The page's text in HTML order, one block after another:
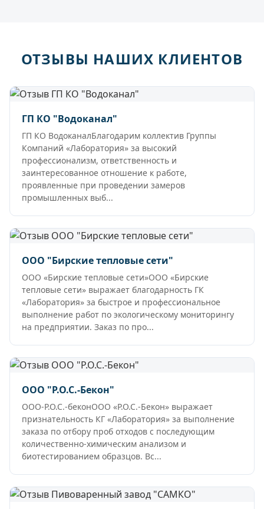
ОТЗЫВЫ НАШИХ КЛИЕНТОВ
ГП КО "Водоканал"
ГП КО ВодоканалБлагодарим коллектив Группы
Компаний «Лаборатория» за высокий
профессионализм, ответственность и
заинтересованное отношение к работе,
проявленные при проведении замеров
промышленных выб...
ООО "Бирские тепловые сети"
ООО «Бирские тепловые сети»ООО «Бирские
тепловые сети» выражает благодарность ГК
«Лаборатория» за быстрое и профессиональное
выполнение работ по экологическому мониторингу
на предприятии. Заказ по про...
ООО "Р.О.С.-Бекон"
ООО-Р.О.С.-беконООО «Р.О.С.-Бекон» выражает
признательность КГ «Лаборатория» за выполнение
заказа по отбору проб отходов с последующим
количественно-химическим анализом и
биотестированием образцов. Вс...